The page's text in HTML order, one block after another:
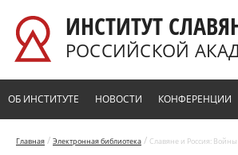
ИНСТИТУТ
РОССИЙСКОЙ
ОБ ИНСТИТУТЕ НОВОСТИ КОНФЕРЕНЦИИ
Главная / Электронная библиотека / Славяне и Россия: